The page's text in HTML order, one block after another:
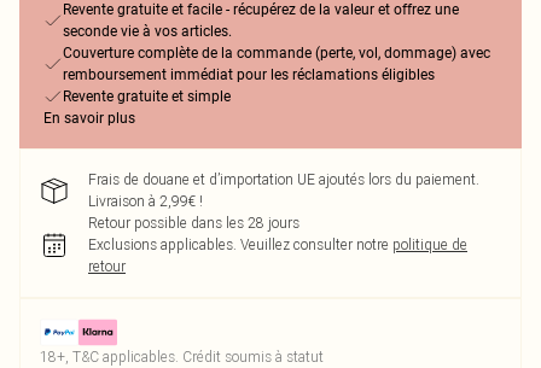
Revente gratuite et facile - récupérez de la valeur et offrez une
seconde vie à vos articles.
Couverture complète de la commande (perte, vol, dommage) avec
remboursement immédiat pour les réclamations éligibles
Revente gratuite et simple
En savoir plus
Frais de douane et d’importation UE ajoutés lors du paiement.
Livraison à 2,99€ !
Retour possible dans les 28 jours
Exclusions applicables. Veuillez consulter notre politique de
retour
18+, T&C applicables. Crédit soumis à statut